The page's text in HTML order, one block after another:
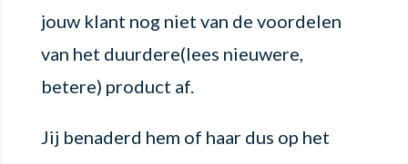
jouw klant nog niet van de voordelen
van het duurdere(lees nieuwere,
betere) product af.
Jij benaderd hem of haar dus op het